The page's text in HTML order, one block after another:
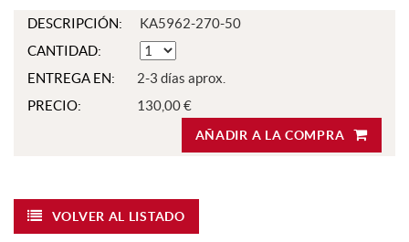
DESCRIPCIÓN:
KA5962-270-50
CANTIDAD:
ENTREGA EN:
2-3 días aprox.
PRECIO:
130,00 €
AÑADIR A LA COMPRA
VOLVER AL LISTADO